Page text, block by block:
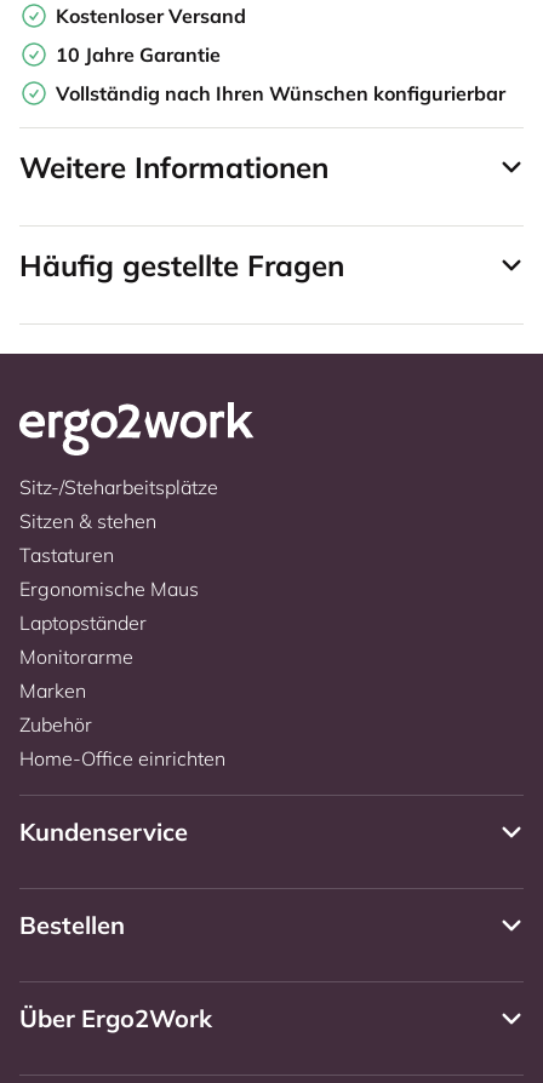
Kostenloser Versand
10 Jahre Garantie
Vollständig nach Ihren Wünschen konfigurierbar
Weitere Informationen
Häufig gestellte Fragen
Sitz-/Steharbeitsplätze
Sitzen & stehen
Tastaturen
Ergonomische Maus
Laptopständer
Monitorarme
Marken
Zubehör
Home-Office einrichten
Kundenservice
Bestellen
Über Ergo2Work